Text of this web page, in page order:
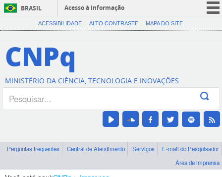
BRASIL
Acesso à informação
CORONAVÍRUS (COVID-19)
Canais
ACESSIBILIDADE ALTO CONTRASTE MAPA DO SITE
CNPq
MINISTÉRIO DA CIÊNCIA, TECNOLOGIA E INOVAÇÕES
Perguntas frequentes Central de Atendimento Serviços
E-mail do Pesquisador
Área de imprensa